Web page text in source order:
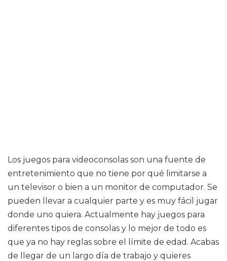
Los juegos para videoconsolas son una fuente de
entretenimiento que no tiene por qué limitarse a
un televisor o bien a un monitor de computador. Se
pueden llevar a cualquier parte y es muy fácil jugar
donde uno quiera. Actualmente hay juegos para
diferentes tipos de consolas y lo mejor de todo es
que ya no hay reglas sobre el límite de edad. Acabas
de llegar de un largo día de trabajo y quieres